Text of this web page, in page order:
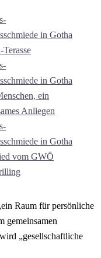
Raum für persönliche
gemeinsamen
„gesellschaftliche